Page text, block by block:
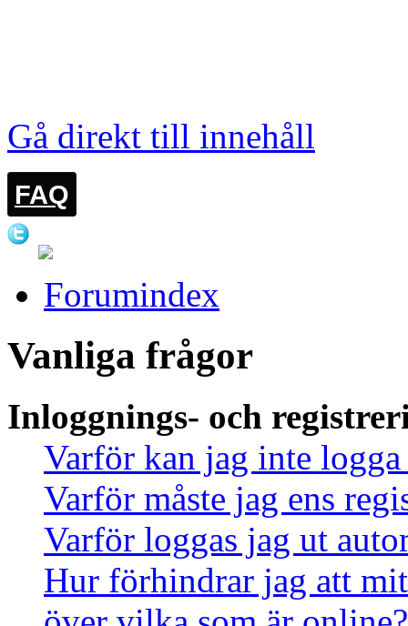
Gå direkt till innehåll
FAQ
Forumindex
Vanliga frågor
Inloggnings- och
Varför kan jag inte
Varför måste jag ens
Varför loggas jag ut
Hur förhindrar jag att